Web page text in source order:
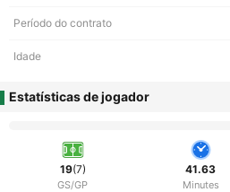
Período do contrato
Idade
Estatísticas de jogador
19(7)
GS/GP
41.63
Minutes